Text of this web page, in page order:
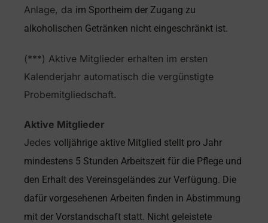
Anlage, da im Sportheim der Zugang zu
alkoholischen Getränken nicht eingeschränkt ist.
(***) Aktive Mitglieder erhalten im ersten
Kalenderjahr automatisch die vergünstigte
Probemitgliedschaft.
Aktive Mitglieder
Jedes volljährige aktive Mitglied stellt pro Jahr
mindestens 5 Stunden Arbeitszeit für die Pflege und
den Erhalt des Vereinsgeländes zur Verfügung. Die
dafür vorgesehenen Arbeiten finden in Abstimmung
mit der Vorstandschaft statt. Nicht geleistete